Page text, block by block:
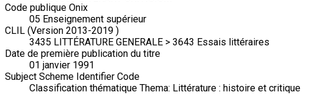
Code publique Onix
05 Enseignement supérieur
CLIL (Version 2013-2019 )
3435 LITTÉRATURE GENERALE > 3643 Essais littéraires
Date de première publication du titre
01 janvier 1991
Subject Scheme Identifier Code
Classification thématique Thema: Littérature : histoire et critique